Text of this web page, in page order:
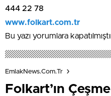
444 22 78
www.folkart.com.tr
Bu yazı yorumlara
EmlakNews.com.tr
Folkart’ın